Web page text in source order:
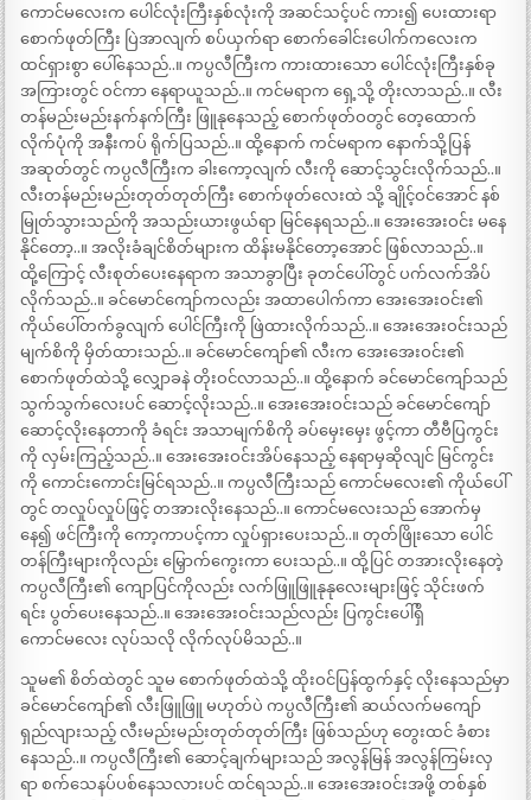
ကောင်မလေးက ပေါင်လုံးကြီးနှစ်လုံးကို အဆင်သင့်ပင် ကား၍ ပေးထားရာ
စောက်ဖုတ်ကြီး ပြဲအာလျက် စပ်ယှက်ရာ စောက်ခေါင်းပေါက်ကလေးက
ထင်ရှားစွာ ပေါ်နေသည်..။ ကပ္ပလီကြီးက ကားထားသော ပေါင်လုံးကြီးနှစ်ခု
အကြားတွင် ဝင်ကာ နေရာယူသည်..။ ကင်မရာက ရှေ့သို့ တိုးလာသည်..။ လီး
တန်မည်းမည်းနက်နက်ကြီး ဖြူနုနေသည့် စောက်ဖုတ်ဝတွင် တေ့ထောက်
လိုက်ပုံကို အနီးကပ် ရိုက်ပြသည်..။ ထို့နောက် ကင်မရာက နောက်သို့ပြန်
အဆုတ်တွင် ကပ္ပလီကြီးက ခါးကော့လျက် လီးကို ဆောင့်သွင်းလိုက်သည်..။
လီးတန်မည်းမည်းတုတ်တုတ်ကြီး စောက်ဖုတ်လေးထဲ သို့ ချိုင့်ဝင်အောင် နစ်
မြုတ်သွားသည်ကို အသည်းယားဖွယ်ရာ မြင်နေရသည်..။ အေးအေးဝင်း မနေ
နိုင်တော့..။ အလိုးခံချင်စိတ်များက ထိန်းမနိုင်တော့အောင် ဖြစ်လာသည်..။
ထို့ကြောင့် လီးစုတ်ပေးနေရာက အသာခွာပြီး ခုတင်ပေါ်တွင် ပက်လက်အိပ်
လိုက်သည်..။ ခင်မောင်ကျော်ကလည်း အထာပေါက်ကာ အေးအေးဝင်း၏
ကိုယ်ပေါ်တက်ခွလျက် ပေါင်ကြီးကို ဖြဲထားလိုက်သည်..။ အေးအေးဝင်းသည်
မျက်စိကို မှိတ်ထားသည်..။ ခင်မောင်ကျော်၏ လီးက အေးအေးဝင်း၏
စောက်ဖုတ်ထဲသို့ လျှောခနဲ တိုးဝင်လာသည်..။ ထို့နောက် ခင်မောင်ကျော်သည်
သွက်သွက်လေးပင် ဆောင့်လိုးသည်..။ အေးအေးဝင်းသည် ခင်မောင်ကျော်
ဆောင့်လိုးနေတာကို ခံရင်း အသာမျက်စိကို ခပ်မှေးမှေး ဖွင့်ကာ တီဗီပြကွင်း
ကို လှမ်းကြည့်သည်..။ အေးအေးဝင်းအိပ်နေသည့် နေရာမှဆိုလျင် မြင်ကွင်း
ကို ကောင်းကောင်းမြင်ရသည်..။ ကပ္ပလီကြီးသည် ကောင်မလေး၏ ကိုယ်ပေါ်
တွင် တလှုပ်လှုပ်ဖြင့် တအားလိုးနေသည်..။ ကောင်မလေးသည် အောက်မှ
နေ၍ ဖင်ကြီးကို ကော့ကာပင့်ကာ လှုပ်ရှားပေးသည်..။ တုတ်ဖြိုးသော ပေါင်
တန်ကြီးများကိုလည်း မြှောက်ကွေးကာ ပေးသည်..။ ထို့ပြင် တအားလိုးနေတဲ့
ကပ္ပလီကြီး၏ ကျောပြင်ကိုလည်း လက်ဖြူဖြူနုနုလေးများဖြင့် သိုင်းဖက်
ရင်း ပွတ်ပေးနေသည်..။ အေးအေးဝင်းသည်လည်း ပြကွင်းပေါ်ရှိ
ကောင်မလေး လုပ်သလို လိုက်လုပ်မိသည်..။
သူမ၏ စိတ်ထဲတွင် သူမ စောက်ဖုတ်ထဲသို့ ထိုးဝင်ပြန်ထွက်နှင့် လိုးနေသည်မှာ
ခင်မောင်ကျော်၏ လီးဖြူဖြူ မဟုတ်ပဲ ကပ္ပလီကြီး၏ ဆယ်လက်မကျော်
ရှည်လျားသည့် လီးမည်းမည်းတုတ်တုတ်ကြီး ဖြစ်သည်ဟု တွေးထင် ခံစား
နေသည်..။ ကပ္ပလီကြီး၏ ဆောင့်ချက်များသည် အလွန်မြန် အလွန်ကြမ်းလှ
ရာ စက်သေနပ်ပစ်နေသလားပင် ထင်ရသည်..။ အေးအေးဝင်းအဖို့ တစ်နှစ်